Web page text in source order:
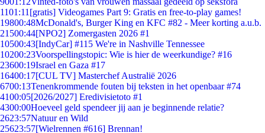
1101:11 [gratis] Videogames Part 9: Gratis en free-to-play games!
19800:48McDonald's, Burger King en KFC #82 - Meer korting a.u.b.
21500:44[NPO2] Zomergasten 2026 #1
10500:43[IndyCar] #115 We're in Nashville Tennessee
10200:23Voorspellingstopic: Wie is hier de weerkundige? #16
23600:19Israel en Gaza #17
16400:17[CUL TV] Masterchef Australië 2026
6700:13Tenenkrommende fouten bij teksten in het openbaar #74
4100:05[2026/2027] Eredivisietoto #1
4300:00Hoeveel geld spendeer jij aan je beginnende relatie?
2623:57Natuur en Wild
25623:57[Wielrennen #616] Brennan!